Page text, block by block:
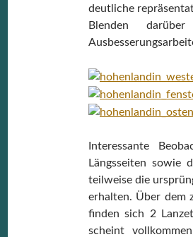
deutliche
Blenden
Interessante
Längsseiten sowie
teilweise die
erhalten. Über dem
finden sich 2
scheint